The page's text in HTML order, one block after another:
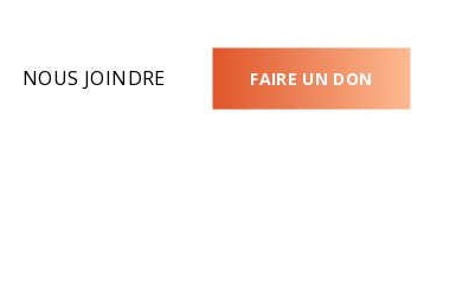
NOUS JOINDRE FAIRE UN DON